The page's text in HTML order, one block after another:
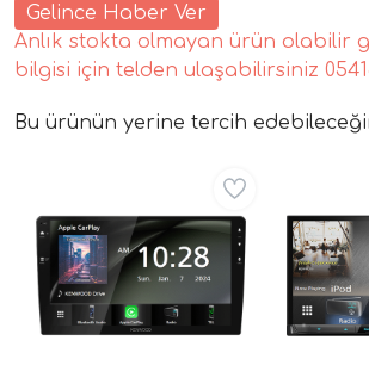
Gelince Haber Ver
Anlık stokta olmayan ürün olabilir
bilgisi için telden ulaşabilirsiniz
Bu ürünün yerine tercih